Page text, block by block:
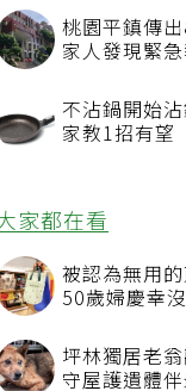
桃園平鎮傳
家人發現緊
不沾鍋開始
家教1招有
大家都在看
被認為無用
50歲婦慶幸
品
坪林獨居老